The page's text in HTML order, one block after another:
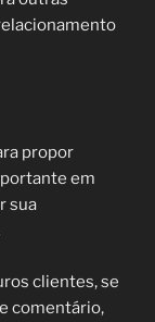
propor
em
sua
clientes, se
comentário,